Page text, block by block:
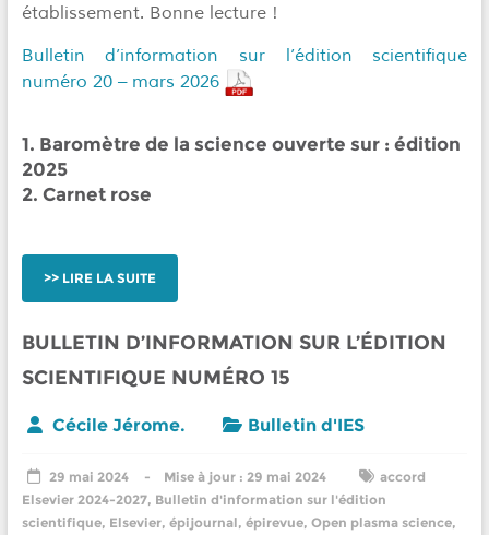
établissement. Bonne lecture !
Bulletin d’information sur l’édition scientifique
numéro 20 – mars 2026
1. Baromètre de la science ouverte sur : édition
2025
2. Carnet rose
LIRE LA SUITE
BULLETIN D’INFORMATION SUR L’ÉDITION
SCIENTIFIQUE NUMÉRO 15
Cécile Jérome. Bulletin d'IES
29 mai 2024 29 mai 2024
accord
Elsevier 2024-2027, Bulletin d'information sur l'édition
scientifique, Elsevier, épijournal, épirevue, Open plasma science,